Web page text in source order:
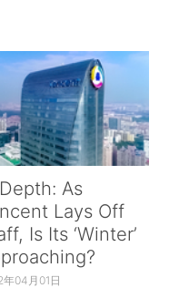
As
Lays Off
Is Its ‘Winter’
年04月01日